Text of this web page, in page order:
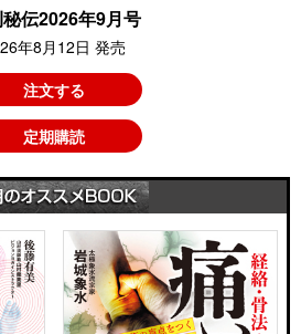
秘伝2026年9月号
年8月12日 発売
注文する
定期購読